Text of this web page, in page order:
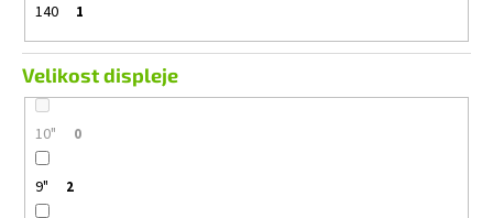
140 1
Velikost displeje
10" 0
9" 2